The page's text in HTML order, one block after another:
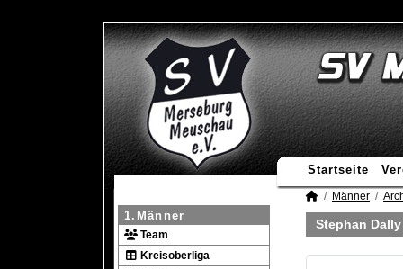
Startseite
1.Männer
Team
Kreisoberliga
Männer
Stephan Dally